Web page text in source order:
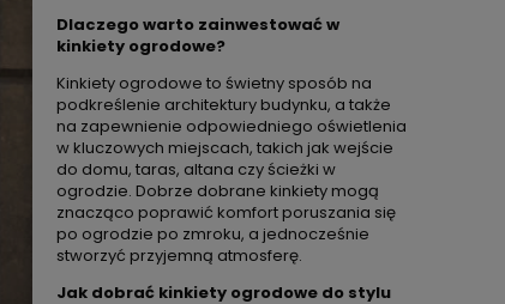
Dlaczego warto zainwestować w
kinkiety ogrodowe?
Kinkiety ogrodowe to świetny sposób na
podkreślenie architektury budynku, a także
na zapewnienie odpowiedniego oświetlenia
w kluczowych miejscach, takich jak wejście
do domu, taras, altana czy ścieżki w
ogrodzie. Dobrze dobrane kinkiety mogą
znacząco poprawić komfort poruszania się
po ogrodzie po zmroku, a jednocześnie
stworzyć przyjemną atmosferę.
Jak dobrać kinkiety ogrodowe do stylu